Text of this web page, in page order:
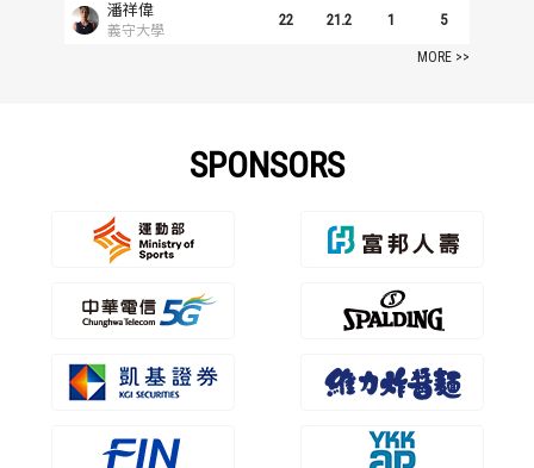
潘祥偉
義守大學
22 21.2 1 5
MORE >>
SPONSORS